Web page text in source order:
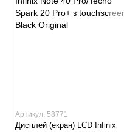
Артикул: 58771
Дисплей (екран) LCD Infinix